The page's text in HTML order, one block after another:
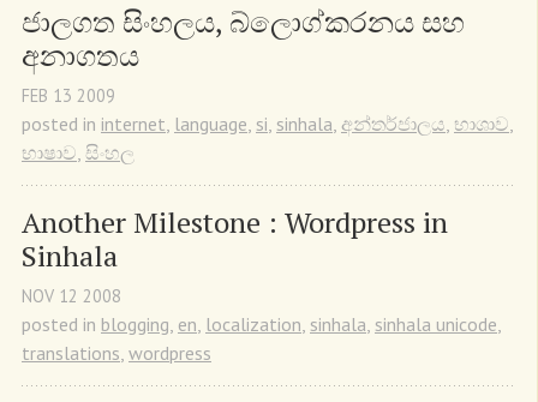
ජාලගත සිංහලය, බ්ලොග්කරනය සහ
අනාගතය
FEB 13 2009
posted in internet, language, si, sinhala, අන්තර්ජාලය, භාශාව,
භාෂාව, සිංහල
Another Milestone : Wordpress in
Sinhala
NOV 12 2008
posted in blogging, en, localization, sinhala, sinhala unicode,
translations, wordpress